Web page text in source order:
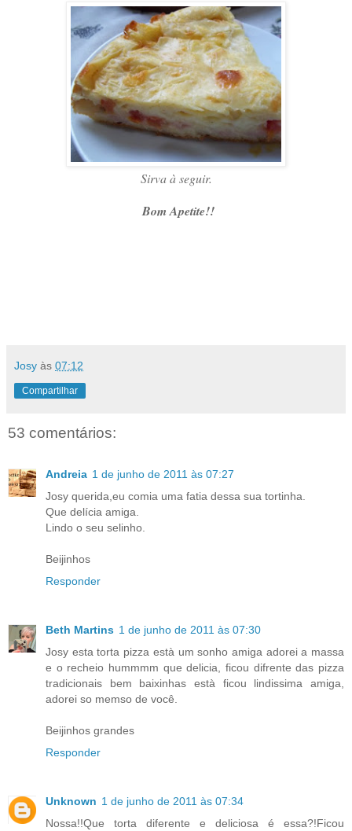
Sirva à seguir.
Bom Apetite!!
Josy às 07:12
Compartilhar
53 comentários:
Andreia 1 de junho de 2011 às 07:27
Josy querida,eu comia uma fatia dessa sua tortinha.
Que delícia amiga.
Lindo o seu selinho.
Beijinhos
Responder
Beth Martins 1 de junho de 2011 às 07:30
Josy esta torta pizza està um sonho amiga adorei a massa
e o recheio hummmm que delicia, ficou difrente das pizza
tradicionais bem baixinhas està ficou lindissima amiga,
adorei so memso de você.
Beijinhos grandes
Responder
Unknown 1 de junho de 2011 às 07:34
Nossa!!Que torta diferente e deliciosa é essa?!Ficou